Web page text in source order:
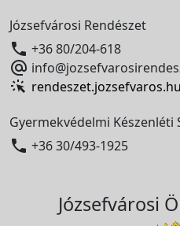
Józsefvárosi Rendészet
 +36 80/204-618

rendeszet.jozsefvaros.hu
Gyermekvédelmi Készenléti
 +36 30/493-1925
Józsefvárosi